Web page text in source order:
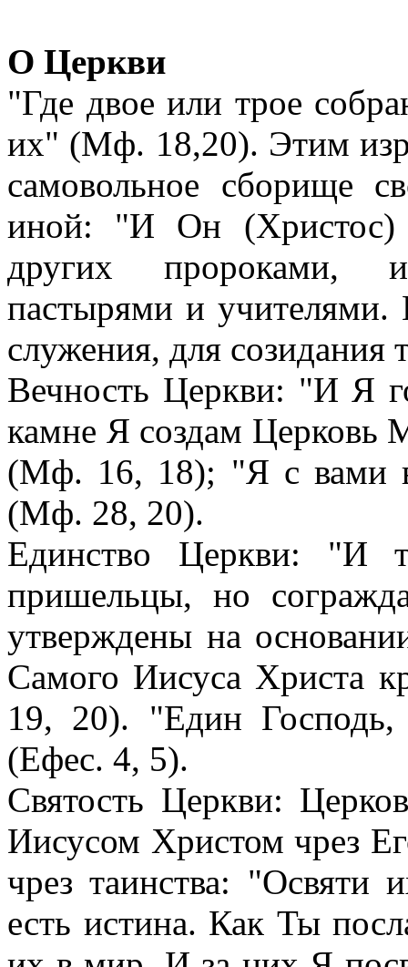
О Церкви
"Где двое или трое
их" (Мф. 18,20). Этим
самовольное сборище
иной: "И Он (Христос)
других пророками,
пастырями и
служения, для созидания
Вечность Церкви: "И Я
камне Я создам Церковь
(Мф. 16, 18); "Я с вами
(Мф. 28, 20).
Единство Церкви:
пришельцы, но
утверждены на
Самого Иисуса Христа
19, 20). "Един Господь,
(Eфec. 4, 5).
Святость Церкви:
Иисусом Христом чрез
чрез таинства: "Освяти
есть истина. Как Ты